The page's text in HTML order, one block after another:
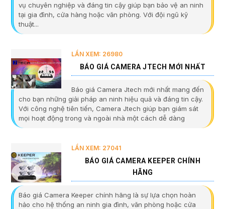
vụ chuyên nghiệp và đáng tin cậy giúp bạn bảo vệ an ninh
tại gia đình, cửa hàng hoặc văn phòng. Với đội ngũ kỹ
thuật...
LẦN XEM: 26980
BÁO GIÁ CAMERA JTECH MỚI NHẤT
Báo giá Camera Jtech mới nhất mang đến
cho bạn những giải pháp an ninh hiệu quả và đáng tin cậy.
Với công nghệ tiên tiến, Camera Jtech giúp bạn giám sát
mọi hoạt động trong và ngoài nhà một cách dễ dàng
LẦN XEM: 27041
BÁO GIÁ CAMERA KEEPER CHÍNH
HÃNG
Báo giá Camera Keeper chính hãng là sự lựa chọn hoàn
hảo cho hệ thống an ninh gia đình, văn phòng hoặc cửa